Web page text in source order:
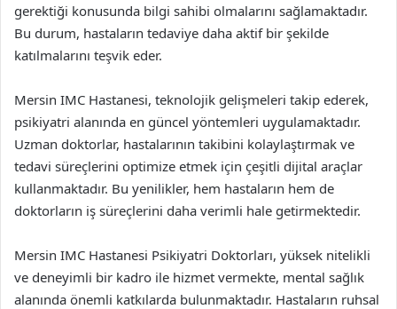
gerektiği konusunda bilgi sahibi olmalarını sağlamaktadır.
Bu durum, hastaların tedaviye daha aktif bir şekilde
katılmalarını teşvik eder.
Mersin IMC Hastanesi, teknolojik gelişmeleri takip ederek,
psikiyatri alanında en güncel yöntemleri uygulamaktadır.
Uzman doktorlar, hastalarının takibini kolaylaştırmak ve
tedavi süreçlerini optimize etmek için çeşitli dijital araçlar
kullanmaktadır. Bu yenilikler, hem hastaların hem de
doktorların iş süreçlerini daha verimli hale getirmektedir.
Mersin IMC Hastanesi Psikiyatri Doktorları, yüksek nitelikli
ve deneyimli bir kadro ile hizmet vermekte, mental sağlık
alanında önemli katkılarda bulunmaktadır. Hastaların ruhsal